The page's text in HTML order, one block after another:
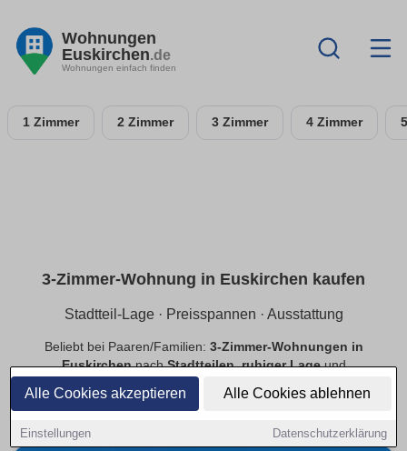
Alle Cookies akzeptieren Alle Cookies ablehnen
Einstellungen Datenschutzerklärung
Wohnungen
Euskirchen.de
Wohnungen einfach finden
1 Zimmer 2 Zimmer 3 Zimmer 4 Zimmer
3-Zimmer-Wohnung in Euskirchen kaufen
Stadtteil-Lage · Preisspannen · Ausstattung
Beliebt bei Paaren/Familien: 3-Zimmer-Wohnungen in
EuskirchennachStadtteilen,ruhiger Lageund
Balkon
provisionsfrei.